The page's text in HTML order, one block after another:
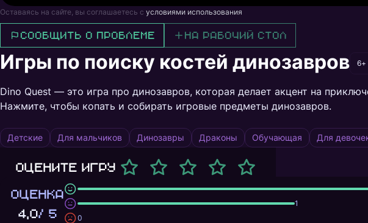
Оставаясь на сайте, вы соглашаетесь с условиями использования
Сообщить о проблеме На рабочий стол
Игры по поиску костей динозавров 6+
Dino Quest — это игра про динозавров, которая делает акцент на
Нажмите, чтобы копать и собирать игровые предметы динозавров.
Детские Для мальчиков Динозавры Драконы Обучающая Для
Оцените игру
ОЦЕНКА
4,0/ 5
1
0